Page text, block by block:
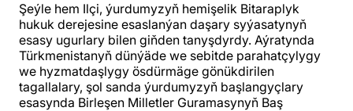
Şeýle hem Ilçi, ýurdumyzyň hemişelik Bitaraplyk
hukuk derejesine esaslanýan daşary syýasatynyň
esasy ugurlary bilen giňden tanyşdyrdy. Aýratynda
Türkmenistanyň dünýäde we sebitde parahatçylygy
we hyzmatdaşlygy ösdürmäge gönükdirilen
tagallalary, şol sanda ýurdumyzyň başlangyçlary
esasynda Birleşen Milletler Guramasynyň Baş